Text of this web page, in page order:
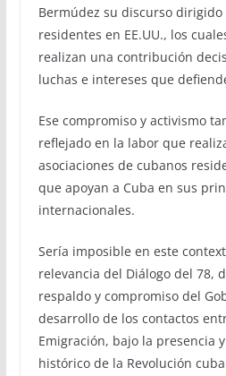
Bermúdez su discurso dirigido
residentes en EE.UU., los
realizan una contribución
luchas e intereses que
Ese compromiso y activismo
reflejado en la labor que
asociaciones de cubanos
que apoyan a Cuba en sus
internacionales.
Sería imposible en este
relevancia del Diálogo del 78,
respaldo y compromiso del
desarrollo de los contactos
Emigración, bajo la presencia
histórico de la Revolución